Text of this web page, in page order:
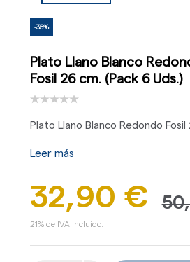
-35%
Plato Llano Blanco
Fosil 26 cm. (Pack 6 Uds.)
Plato Llano Blanco Redondo Fosil
Leer más
32,90 €
21% de IVA incluido.